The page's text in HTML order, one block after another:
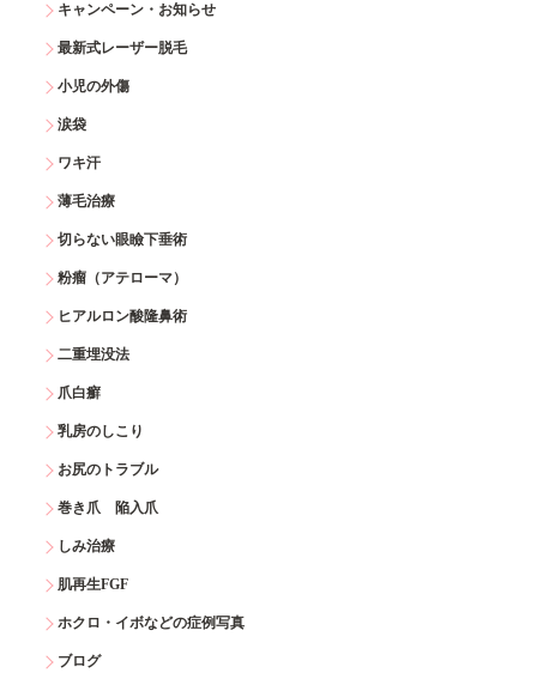
キャンペーン・お知らせ
最新式レーザー脱毛
小児の外傷
涙袋
ワキ汗
薄毛治療
切らない眼瞼下垂術
粉瘤（アテローマ）
ヒアルロン酸隆鼻術
二重埋没法
爪白癬
乳房のしこり
お尻のトラブル
巻き爪 陥入爪
しみ治療
肌再生FGF
ホクロ・イボなどの症例写真
ブログ